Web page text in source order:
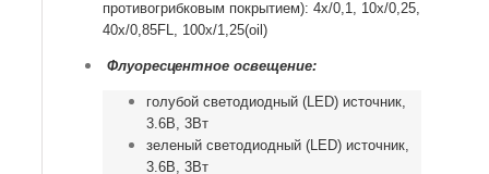
противогрибковым покрытием): 4х/0,1, 10х/0,25,
40х/0,85FL, 100х/1,25(oil)
Флуоресцентное освещение:
голубой светодиодный (LED) источник,
3.6В, 3Вт
зеленый светодиодный (LED) источник,
3.6В, 3Вт